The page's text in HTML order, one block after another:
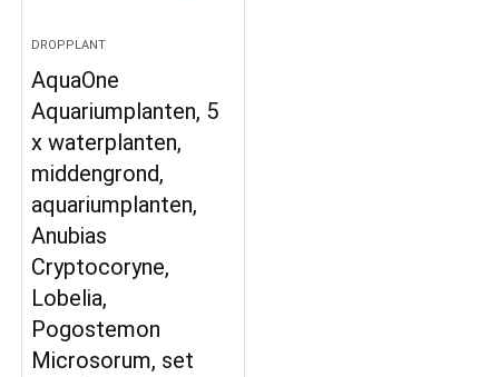
DROPPLANT
AquaOne
Aquariumplanten, 5
x waterplanten,
middengrond,
aquariumplanten,
Anubias
Cryptocoryne,
Lobelia,
Pogostemon
Microsorum, set